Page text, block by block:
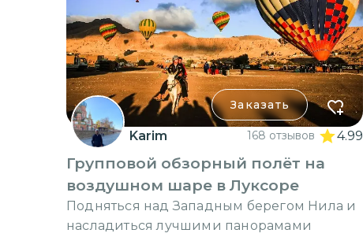
Заказать
Karim 168 отзывов 4.99
Групповой обзорный полёт на
воздушном шаре в Луксоре
Подняться над Западным берегом Нила и
насладиться лучшими панорамами